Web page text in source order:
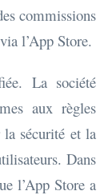
commissions
l’App Store.
La société
aux règles
la sécurité et la
Dans
l’App Store a